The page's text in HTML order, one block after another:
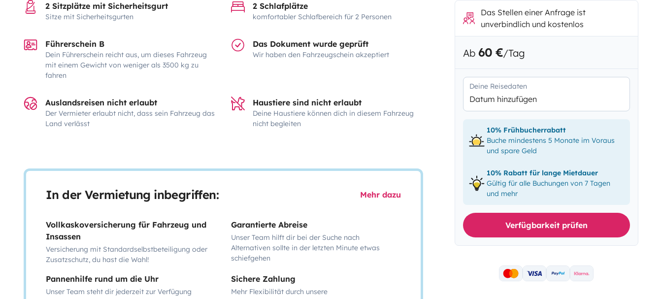
2 Sitzplätze mit Sicherheitsgurt
Sitze mit Sicherheitsgurten
2 Schlafplätze
komfortabler Schlafbereich für 2 Personen
Führerschein B
Dein Führerschein reicht aus, um dieses Fahrzeug
mit einem Gewicht von weniger als 3500 kg zu
fahren
Das Dokument wurde geprüft
Wir haben den Fahrzeugschein akzeptiert
Auslandsreisen nicht erlaubt
Der Vermieter erlaubt nicht, dass sein Fahrzeug das
Land verlässt
Haustiere sind nicht erlaubt
Deine Haustiere können dich in diesem Fahrzeug
nicht begleiten
In der Vermietung inbegriffen: Mehr dazu
Vollkaskoversicherung für Fahrzeug und
Insassen
Versicherung mit Standardselbstbeteiligung oder
Zusatzschutz, du hast die Wahl!
Garantierte Abreise
Unser Team hilft dir bei der Suche nach
Alternativen sollte in der letzten Minute etwas
schiefgehen
Pannenhilfe rund um die Uhr
Unser Team steht dir jederzeit zur Verfügung
Sichere Zahlung
Mehr Flexibilität durch unsere
Das Stellen einer Anfrage ist
unverbindlich und kostenlos
Ab 60 €/Tag
Deine Reisedaten
Datum hinzufügen
10% Frühbucherrabatt
Buche mindestens 5 Monate im Voraus
und spare Geld
10% Rabatt für lange Mietdauer
Gültig für alle Buchungen von 7 Tagen
und mehr
Verfügbarkeit prüfen